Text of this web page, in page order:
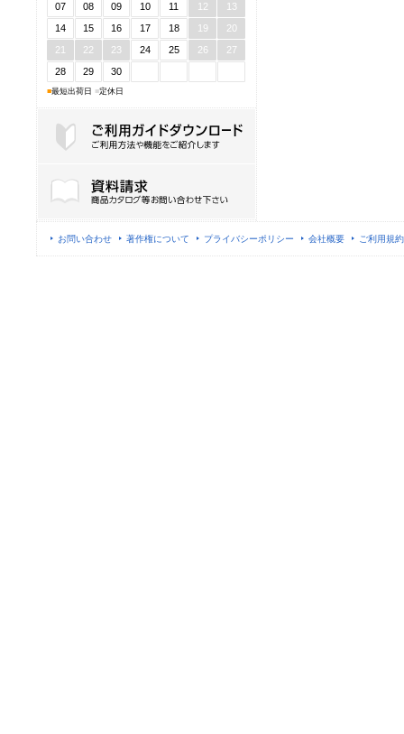
07
08 09 10 11 12
13
14
15 16 17 18 19
20
21
22 23 24 25 26
27
28
29 30
■最短出荷日 ■定休日
お問い合わせ 著作権について プライバシーポリシー 会社概要 ご利用規約